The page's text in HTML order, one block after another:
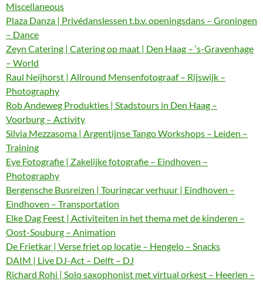
Miscellaneous
Plaza Danza | Privédanslessen t.b.v. openingsdans – Groningen
– Dance
Zeyn Catering | Catering op maat | Den Haag – ‘s-Gravenhage
– World
Raul Neijhorst | Allround Mensenfotograaf – Rijswijk –
Photography
Rob Andeweg Produkties | Stadstours in Den Haag –
Voorburg – Activity
Silvia Mezzasoma | Argentijnse Tango Workshops – Leiden –
Training
Eye Fotografie | Zakelijke fotografie – Eindhoven –
Photography
Bergensche Busreizen | Touringcar verhuur | Eindhoven –
Eindhoven – Transportation
Elke Dag Feest | Activiteiten in het thema met de kinderen –
Oost-Souburg – Animation
De Frietkar | Verse friet op locatie – Hengelo – Snacks
DAIM | Live DJ-Act – Delft – DJ
Richard Rohi | Solo saxophonist met virtual orkest – Heerlen –